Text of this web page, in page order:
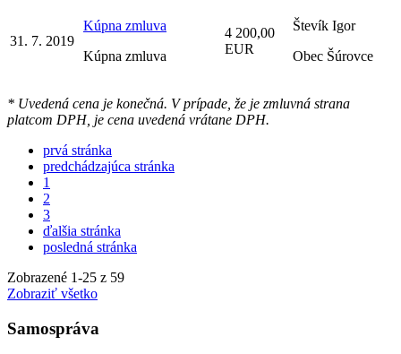
31. 7. 2019
Kúpna zmluva
Kúpna zmluva
4 200,00
EUR
Števík Igor
Obec Šúrovce
* Uvedená cena je konečná. V prípade, že je zmluvná strana
platcom DPH, je cena uvedená vrátane DPH.
prvá stránka
predchádzajúca stránka
1
2
3
ďalšia stránka
posledná stránka
Zobrazené 1-25 z 59
Zobraziť všetko
Samospráva